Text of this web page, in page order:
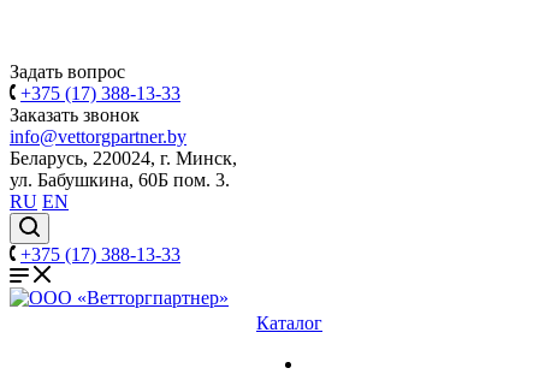
Задать вопрос
+375 (17) 388-13-33
Заказать звонок
info@vettorgpartner.by
Беларусь, 220024, г. Минск,
ул. Бабушкина, 60Б пом. 3.
RU EN
+375 (17) 388-13-33
Каталог